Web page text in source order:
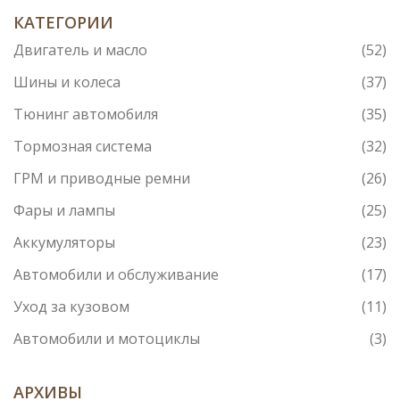
КАТЕГОРИИ
Двигатель и масло
(52)
Шины и колеса
(37)
Тюнинг автомобиля
(35)
Тормозная система
(32)
ГРМ и приводные ремни
(26)
Фары и лампы
(25)
Аккумуляторы
(23)
Автомобили и обслуживание
(17)
Уход за кузовом
(11)
Автомобили и мотоциклы
(3)
АРХИВЫ